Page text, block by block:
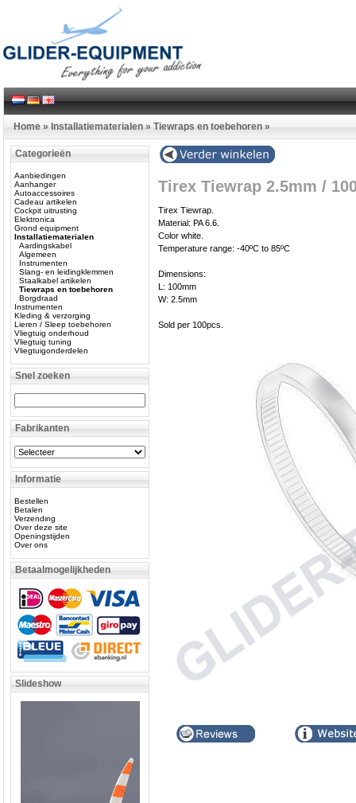
Home » Installatiematerialen » Tiewraps en toebehoren »
Categorieën
Aanbiedingen
Aanhanger
Autoaccessoires
Cadeau artikelen
Cockpit uitrusting
Elektronica
Grond equipment
Installatiematerialen
Aardingskabel
Algemeen
Instrumenten
Slang- en leidingklemmen
Staalkabel artikelen
Tiewraps en toebehoren
Borgdraad
Instrumenten
Kleding & verzorging
Lieren / Sleep toebehoren
Vliegtuig onderhoud
Vliegtuig tuning
Vliegtuigonderdelen
Snel zoeken
Fabrikanten
Informatie
Bestellen
Betalen
Verzending
Over deze site
Openingstijden
Over ons
Betaalmogelijkheden
Slideshow
Tirex Tiewrap 2.5mm /
Tirex Tiewrap.
Material: PA 6.6.
Color white.
Temperature range: -40ºC to 85ºC
Dimensions:
L: 100mm
W: 2.5mm
Sold per 100pcs.